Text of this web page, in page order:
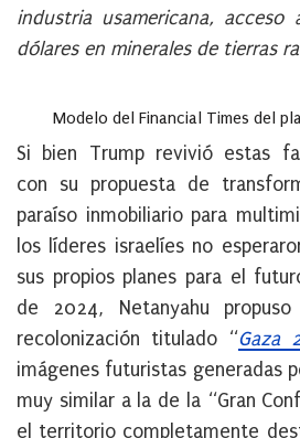
industria usamericana, acceso
dólares en minerales de tierras
Modelo del Financial Times del
Si bien Trump revivió estas
con su propuesta de
paraíso inmobiliario para
los líderes israelíes no
sus propios planes para el
de 2024, Netanyahu
recolonización titulado “Gaza
imágenes futuristas generadas
muy similar a la de la “Gran
el territorio completamente